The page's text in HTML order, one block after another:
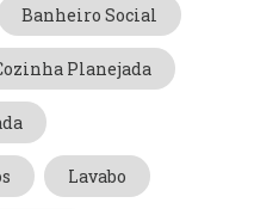
Banheiro Social
Planejada
Lavabo